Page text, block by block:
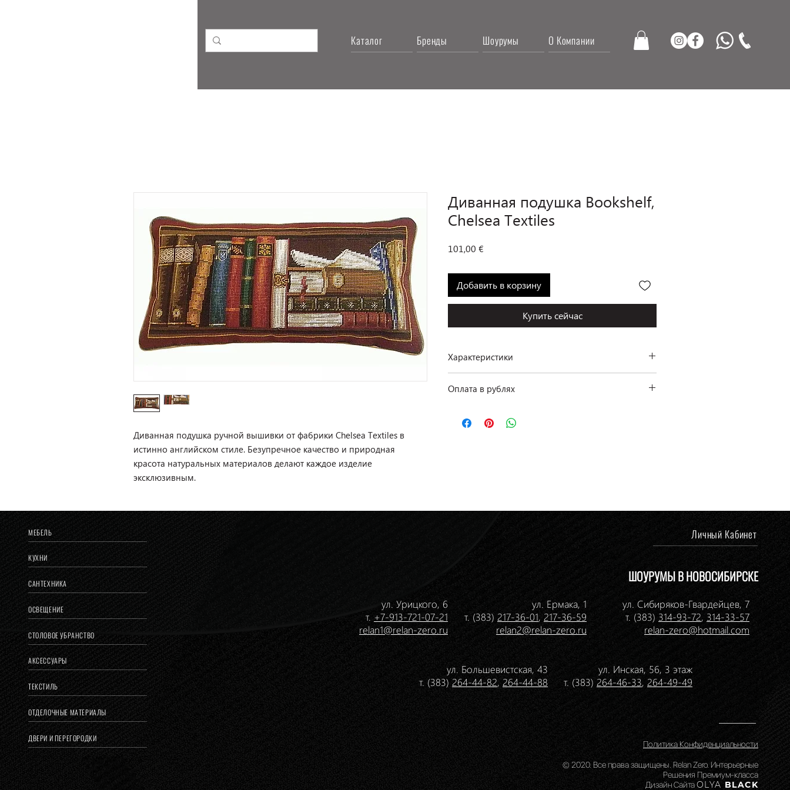
Каталог Бренды Шоурумы О Компании
Диванная подушка ручной вышивки от фабрики Chelsea Textiles в
истинно английском стиле. Безупречное качество и природная
красота натуральных материалов делают каждое изделие
эксклюзивным.
Диванная подушка Bookshelf,
Chelsea Textiles
101,00 €
Добавить в корзину
Купить сейчас
Характеристики
Размеры: 26 × 49 см
Отделка: ручная вышивка
Оплата в рублях
МЕБЕЛЬ
КУХНИ
САНТЕХНИКА
ОСВЕЩЕНИЕ
СТОЛОВОЕ УБРАНСТВО
АКСЕССУАРЫ
ТЕКСТИЛЬ
ОТДЕЛОЧНЫЕ МАТЕРИАЛЫ
ДВЕРИ И ПЕРЕГОРОДКИ
Личный Кабинет
ШОУРУМЫ В НОВОСИБИРСКЕ
ул. Урицкого, 6
т. +7-913-721-07-21
relan1@relan-zero.ru
ул. Ермака, 1
т. (383) 217-36-01, 217-36-59
relan2@relan-zero.ru
ул. Сибиряков-Гвардейцев, 7
т. (383) 314-93-72, 314-33-57
relan-zero@hotmail.com
ул. Большевистская, 43
т. (383) 264-44-82, 264-44-88
ул. Инская, 56, 3 этаж
т. (383) 264-46-33, 264-49-49
Политика Конфиденциальности
© 2020. Все права защищены. Relan Zero. Интерьерные
Решения Премиум-класса
Дизайн СайтаOLYA BLACK